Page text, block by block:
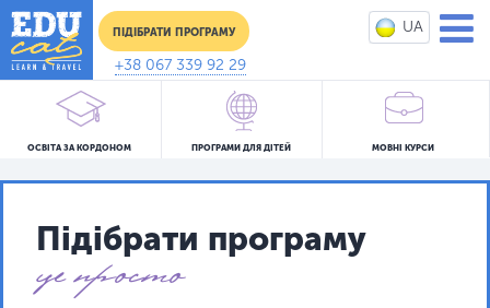
ПІДІБРАТИ ПРОГРАМУ
+38 067 339 92 29
UA
ОСВІТА ЗА КОРДОНОМ ПРОГРАМИ ДЛЯ ДІТЕЙ МОВНІ КУРСИ
Підібрати програму
це просто